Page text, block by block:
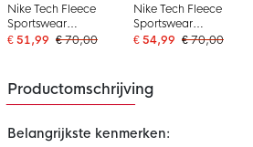
Nike Tech Fleece
Sportswear
Joggingbroek Kids
€ 51,99 € 70,00
Nike Tech Fleece
Sportswear
Joggingbroek Kids Grijs
€ 54,99 € 70,00
Productomschrijving
Belangrijkste kenmerken: